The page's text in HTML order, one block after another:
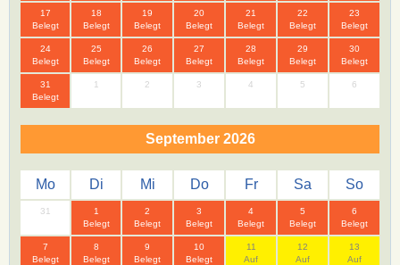
17
Belegt
18
Belegt
19
Belegt
20
Belegt
21
Belegt
22
Belegt
23
Belegt
24
Belegt
25
Belegt
26
Belegt
27
Belegt
28
Belegt
29
Belegt
30
Belegt
31
Belegt
1 2 3 4 5 6
September 2026
Mo Di Mi Do Fr Sa So
31
1
Belegt
2
Belegt
3
Belegt
4
Belegt
5
Belegt
6
Belegt
7
Belegt
8
Belegt
9
Belegt
10
Belegt
11
Auf
12
Auf
13
Auf